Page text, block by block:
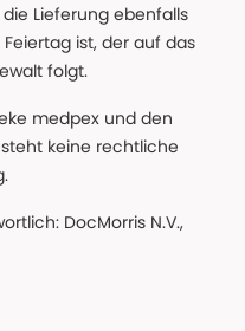
Lieferung ebenfalls
ist, der auf das
folgt.
medpex und den
keine rechtliche
DocMorris N.V.,